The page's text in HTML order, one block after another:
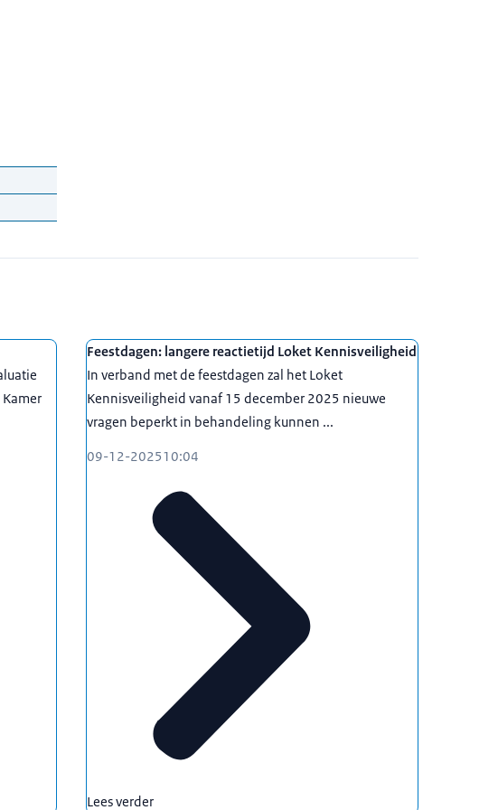
of
Feestdagen: langere reactietijd Loket Kennisveiligheid
In verband met de feestdagen zal het Loket
Kennisveiligheid vanaf 15 december 2025 nieuwe
vragen beperkt in behandeling kunnen ...
09-12-202510:04
Lees verder